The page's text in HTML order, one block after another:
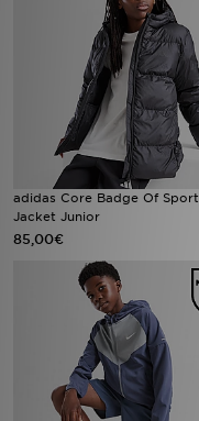
adidas Core Badge Of Sport
Jacket Junior
85,00€